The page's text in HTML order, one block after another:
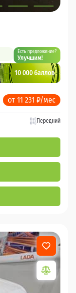
Есть предложение?
Улучшим!
10 000 баллов
от 11 231 ₽/мес
Передний